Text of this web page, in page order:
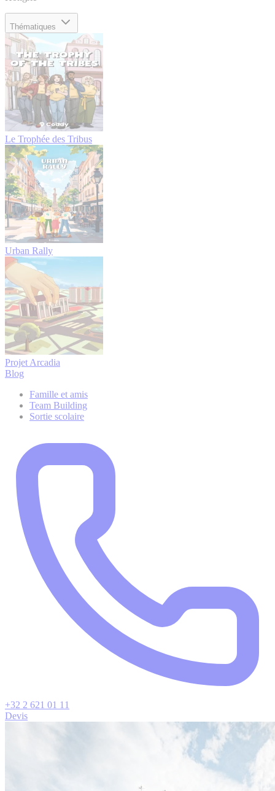
Thématiques
Le Trophée des Tribus
Urban Rally
Projet Arcadia
Blog
Famille et amis
Team Building
Sortie scolaire
+32 2 621 01 11
Devis